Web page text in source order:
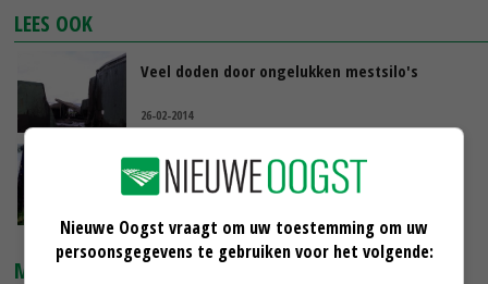
LEES OOK
Veel doden door ongelukken mestsilo's
26-02-2014
Drie doden in mestsilo Friese Makkinga
MARKTPRIJZEN
Nieuwe Oogst vraagt om uw toestemming om uw
persoonsgegevens te gebruiken voor het volgende: